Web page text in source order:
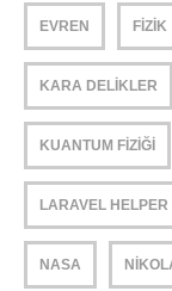
EVREN FIZIK
KARA DELIKLER
KUANTUM FIZIĞI
LARAVEL
NASA